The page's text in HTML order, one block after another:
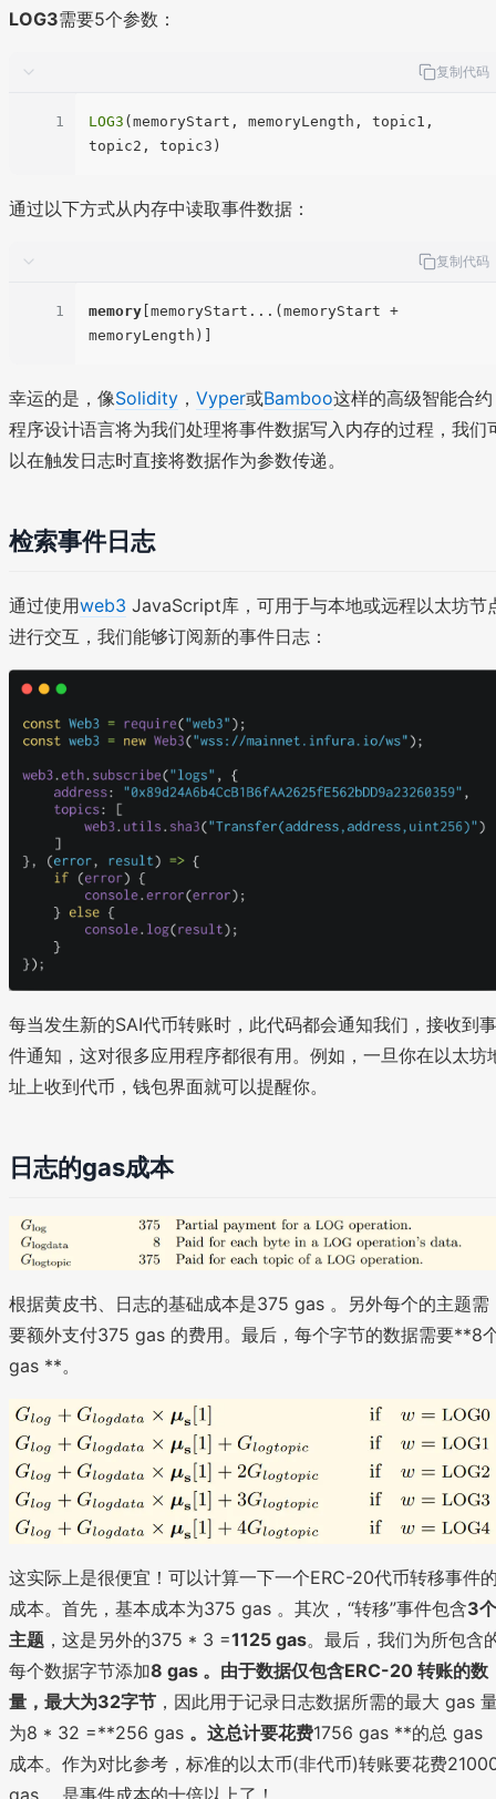
LOG3需要5个参数：
复制代码
1 LOG3 (memoryStart, memoryLength, topic1,
通过以下方式从内存中读取事件数据：
复制代码
1 memory [memoryStart...(memoryStart +
幸运的是，像Solidity ， Vyper或Bamboo这样的高级智能合约
程序设计语言将为我们处理将事件数据写入内存的过程，我们
以在触发日志时直接将数据作为参数传递。
检索事件日志
通过使用web3 JavaScript库，可用于与本地或远程以太坊节
进行交互，我们能够订阅新的事件日志：
每当发生新的SAI代币转账时，此代码都会通知我们，接收到事
件通知，这对很多应用程序都很有用。例如，一旦你在以太坊
址上收到代币，钱包界面就可以提醒你。
日志的gas成本
根据黄皮书、日志的基础成本是375 gas 。另外每个的主题需
要额外支付375 gas 的费用。最后，每个字节的数据需要**8
gas **。
这实际上是很便宜！可以计算一下一个ERC-20代币转移事件
成本。首先，基本成本为375 gas 。其次，“转移”事件包含3个
主题 ，这是另外的375 * 3 =1125 gas。最后，我们为所包含
每个数据字节添加8 gas 。由于数据仅包含ERC-20 转账的数
量，最大为32字节 ，因此用于记录日志数据所需的最大 gas
为8 * 32 =**256 gas 。这总计要花费1756 gas **的总 gas
成本。作为对比参考，标准的以太币(非代币)转账要花费
gas ，是事件成本的十倍以上了！